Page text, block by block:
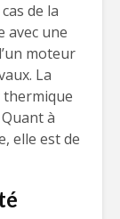
de la
avec une
moteur
La
thermique
à
elle est de